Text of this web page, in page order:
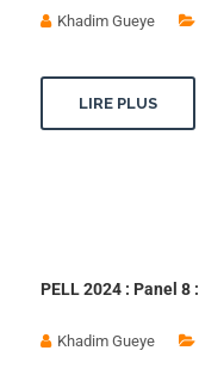
Khadim Gueye
LIRE PLUS
PELL 2024 : Panel
Khadim Gueye